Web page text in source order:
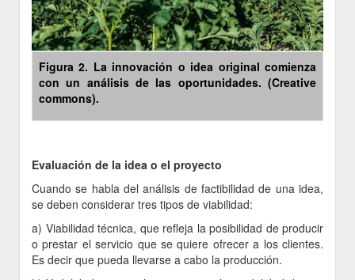
Figura 2. La innovación o idea original comienza
con un análisis de las oportunidades. (Creative
commons).
Evaluación de la idea o el proyecto
Cuando se habla del análisis de factibilidad de una idea,
se deben considerar tres tipos de viabilidad:
a) Viabilidad técnica, que refleja la posibilidad de producir
o prestar el servicio que se quiere ofrecer a los clientes.
Es decir que pueda llevarse a cabo la producción.